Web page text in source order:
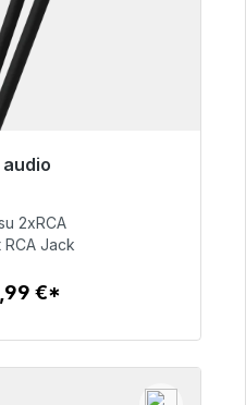
immediata, tempo di
€
2xRCA
Jack
€*